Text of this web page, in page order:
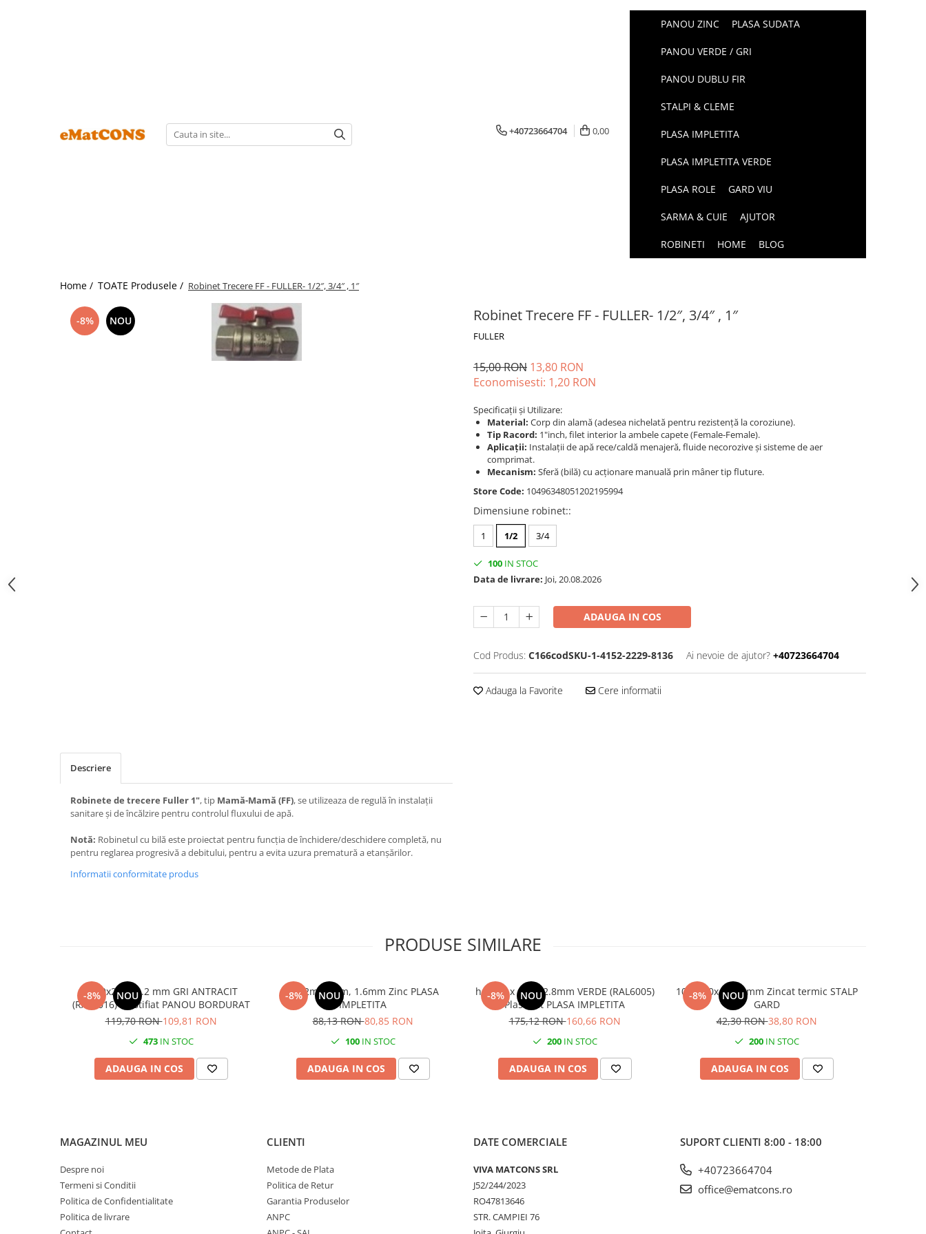
+40723664704 0,00
PANOU ZINC PLASA SUDATA
PANOU VERDE / GRI
PANOU DUBLU FIR
STALPI & CLEME
PLASA IMPLETITA
PLASA IMPLETITA VERDE
PLASA ROLE GARD VIU
SARMA & CUIE AJUTOR
ROBINETI HOME BLOG
Home / TOATE Produsele / Robinet Trecere FF - FULLER- 1/2″, 3/4″ , 1″
-8% NOU Robinet Trecere FF - FULLER- 1/2″, 3/4″ , 1″
FULLER
15,00 RON 13,80 RON
Economisesti: 1,20 RON
Specificații și Utilizare:
Material: Corp din alamă (adesea nichelată pentru rezistență la coroziune).
Tip Racord: 1"inch, filet interior la ambele capete (Female-Female).
Aplicații: Instalații de apă rece/caldă menajeră, fluide necorozive și sisteme de aer
comprimat.
Mecanism: Sferă (bilă) cu acționare manuală prin mâner tip fluture.
Store Code: 10496348051202195994
Dimensiune robinet::
1 1/2 3/4
100 IN STOC
Data de livrare: Joi, 20.08.2026
ADAUGA IN COS
Cod Produs: C166codSKU-1-4152-2229-8136 Ai nevoie de ajutor? +40723664704
Adauga la Favorite Cere informatii
Descriere
Robinete de trecere Fuller 1", tip Mamă-Mamă (FF), se utilizeaza de regulă în instalații
sanitare și de încălzire pentru controlul fluxului de apă.
Notă: Robinetul cu bilă este proiectat pentru funcția de închidere/deschidere completă, nu
pentru reglarea progresivă a debitului, pentru a evita uzura prematură a etanșărilor.
Informatii conformitate produs
PRODUSE SIMILARE
-8% NOU
1700x2500 4.2 mm GRI ANTRACIT
(RAL7016) Plastifiat PANOU BORDURAT
119,70 RON109,81 RON
473IN STOC
ADAUGA IN COS
-8% NOU
h 1.2m x 10m, 1.6mm Zinc PLASA
IMPLETITA
88,13 RON80,85 RON
100IN STOC
ADAUGA IN COS
-8% NOU
h 1.0m x 10m, 2.8mm VERDE (RAL6005)
Plastifiat PLASA IMPLETITA
175,12 RON160,66 RON
200IN STOC
ADAUGA IN COS
-8% NOU
1000x60x40 1.5mm Zincat termic STALP
GARD
42,30 RON38,80 RON
200IN STOC
ADAUGA IN COS
MAGAZINUL MEU
Despre noi
Termeni si Conditii
Politica de Confidentialitate
Politica de livrare
CLIENTI
Metode de Plata
Politica de Retur
Garantia Produselor
ANPC
DATE COMERCIALE
VIVA MATCONS SRL
J52/244/2023
RO47813646
STR. CAMPIEI 76
SUPORT CLIENTI 8:00 - 18:00
+40723664704
office@ematcons.ro